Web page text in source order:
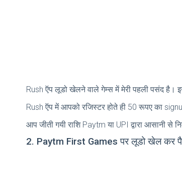
Rush ऍप लूडो खेलने वाले गेम्स में मेरी पहली पसंद है।
Rush ऍप में आपको रजिस्टर होते ही 50 रूपए का
आप जीती गयी राशि Paytm या UPI द्वारा आसानी से
2. Paytm First Games पर लूडो खेल कर